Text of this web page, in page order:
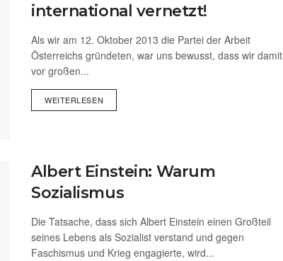
international vernetzt!
Als wir am 12. Oktober 2013 die Partei der Arbeit
Österreichs gründeten, war uns bewusst, dass wir damit
vor großen...
WEITERLESEN
Albert Einstein: Warum
Sozialismus
Die Tatsache, dass sich Albert Einstein einen Großteil
seines Lebens als Sozialist verstand und gegen
Faschismus und Krieg engagierte, wird...